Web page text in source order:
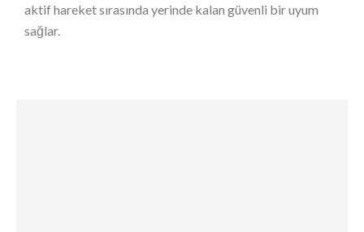
aktif hareket sırasında yerinde kalan güvenli bir uyum
sağlar.